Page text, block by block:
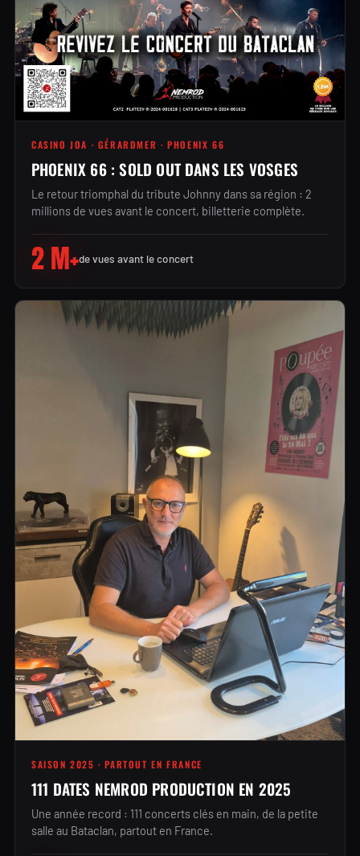
CASINO JOA · GÉRARDMER · PHOENIX 66
PHOENIX 66 : SOLD OUT DANS LES VOSGES
Le retour triomphal du tribute Johnny dans sa région : 2
millions de vues avant le concert, billetterie complète.
2 M+de vues avant le concert
SAISON 2025 · PARTOUT EN FRANCE
111 DATES NEMROD PRODUCTION EN 2025
Une année record : 111 concerts clés en main, de la petite
salle au Bataclan, partout en France.